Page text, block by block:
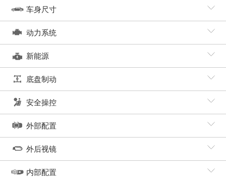
车身尺寸
动力系统
新能源
底盘制动
安全操控
外部配置
外后视镜
内部配置